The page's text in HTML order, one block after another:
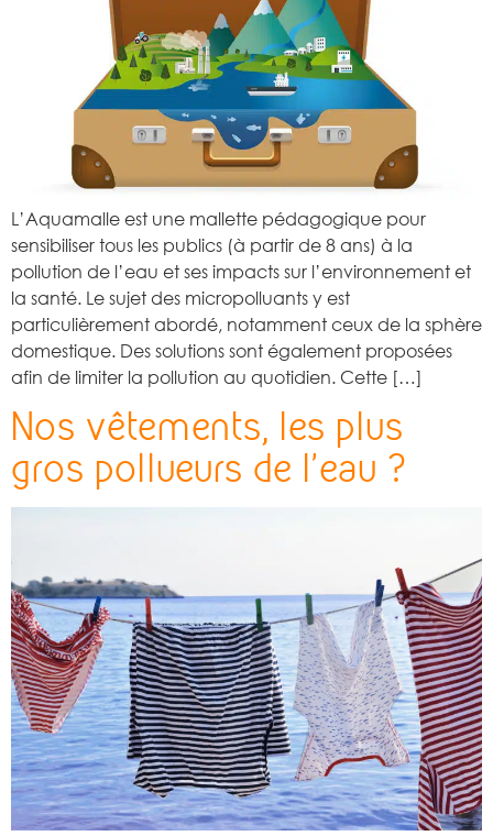
L’Aquamalle est une mallette pédagogique pour
sensibiliser tous les publics (à partir de 8 ans) à la
pollution de l’eau et ses impacts sur l’environnement et
la santé. Le sujet des micropolluants y est
particulièrement abordé, notamment ceux de la sphère
domestique. Des solutions sont également proposées
afin de limiter la pollution au quotidien. Cette […]
Nos vêtements, les plus
gros pollueurs de l’eau ?